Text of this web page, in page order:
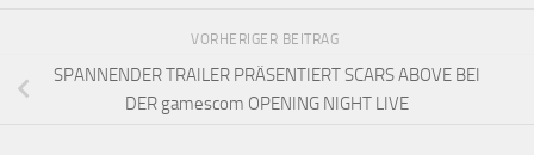
VORHERIGER BEITRAG
SPANNENDER TRAILER PRÄSENTIERT SCARS ABOVE BEI
DER gamescom OPENING NIGHT LIVE